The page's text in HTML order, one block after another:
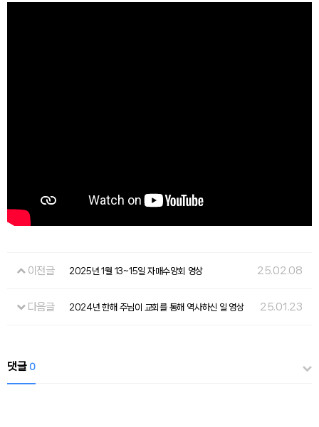
이전글 2025년 1월 13~15일 자매수양회 영상 25.02.08
다음글 2024년 한해 주님이 교회를 통해 역사하신 일 영상 25.01.23
댓글 0